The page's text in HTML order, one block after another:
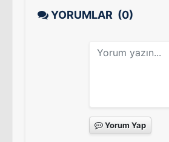
YORUMLAR (0)
Yorum Yap